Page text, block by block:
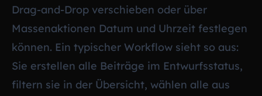
Drag-and-Drop verschieben oder über
Massenaktionen Datum und Uhrzeit festlegen
können. Ein typischer Workflow sieht so aus:
Sie erstellen alle Beiträge im Entwurfsstatus,
filtern sie in der Übersicht, wählen alle aus